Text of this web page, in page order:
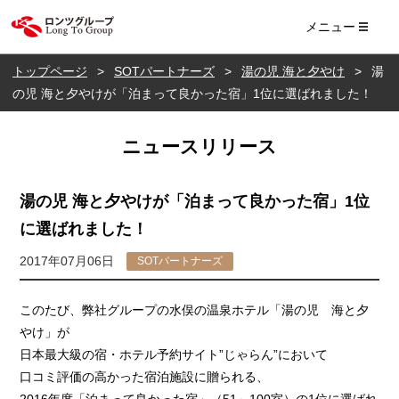
メニュー
トップページ SOTパートナーズ 湯の児 海と夕やけ
湯
の児 海と夕やけが「泊まって良かった宿」1位に選ばれました！
ニュースリリース
湯の児 海と夕やけが「泊まって良かった宿」1位
に選ばれました！
2017年07月06日 SOTパートナーズ
このたび、弊社グループの水俣の温泉ホテル「湯の児 海と夕
やけ」が
日本最大級の宿・ホテル予約サイト”じゃらん”において
口コミ評価の高かった宿泊施設に贈られる、